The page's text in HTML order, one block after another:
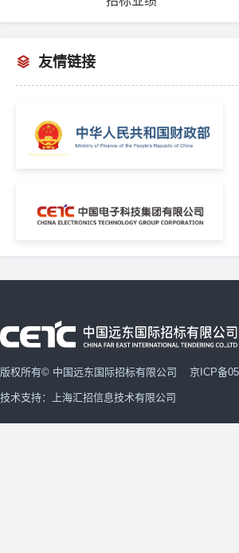
友情链接
版权所有© 中国远东国际招标有限公司 京ICP备
技术支持：上海汇招信息技术有限公司